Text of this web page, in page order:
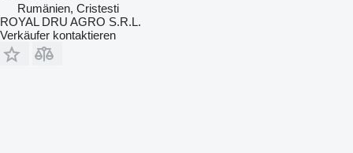
Rumänien, Cristesti
ROYAL DRU AGRO S.R.L.
Verkäufer kontaktieren